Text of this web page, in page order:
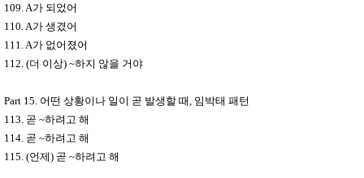
109. A가 되었어
110. A가 생겼어
111. A가 없어졌어
112. (더 이상) ~하지 않을 거야
Part 15. 어떤 상황이나 일이 곧 발생할 때 임박태 패턴
113. 곧 ~하려고 해
114. 곧 ~하려고 해
115. (언제) 곧 ~하려고 해